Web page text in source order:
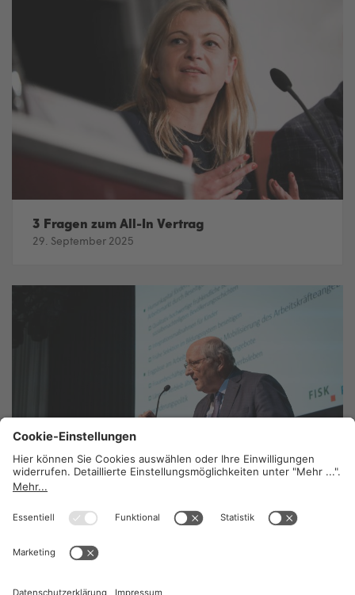
3 Fragen zum All-In Vertrag
29. September 2025
Unabhängigkeit durch erneuerbare Energie
23. Juli 2025